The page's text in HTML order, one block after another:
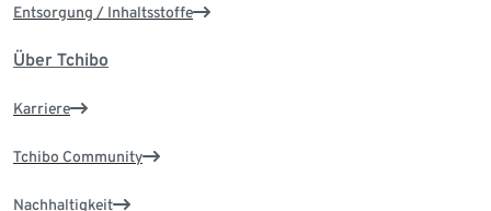
Entsorgung / Inhaltsstoffe
Über Tchibo
Karriere
Tchibo Community
Nachhaltigkeit